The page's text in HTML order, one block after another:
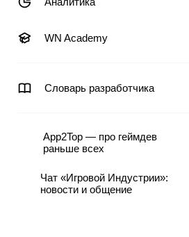
WN Academy
Словарь разработчика
App2Top — про геймдев
раньше всех
Чат «Игровой Индустрии»:
новости и общение